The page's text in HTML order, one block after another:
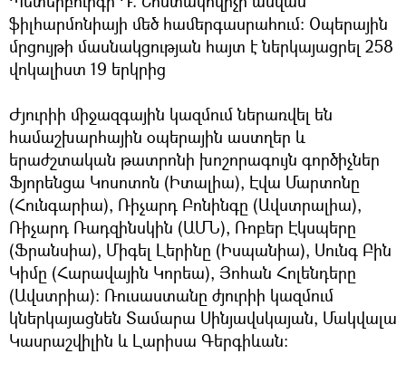
ֆիլհարմոնիայի մեծ համերգասրահում։ Օպերային
մրցույթի մասնակցության հայտ է ներկայացրել 258
վոկալիստ 19 երկրից
Ժյուրիի միջազգային կազմում ներառվել են
համաշխարհային օպերային աստղեր և
երաժշտական թատրոնի խոշորագույն գործիչներ
Ֆյորենցա Կոսոտոն (Իտալիա), Էվա Մարտոնը
(Հունգարիա), Ռիչարդ Բոնինգը (Ավստրալիա),
Ռիչարդ Ռադզինսկին (ԱՄՆ), Ռոբեր Էկսպերը
(Ֆրանսիա), Միգել Լերինը (Իսպանիա), Սունգ Բին
Կիմը (Հարավային Կորեա), Յոհան Հոլենդերը
(Ավստրիա)։ Ռուսաստանը ժյուրիի կազմում
կներկայացնեն Տամարա Սինյավսկայան, Մակվալա
Կասրաշվիլին և Լարիսա Գերգիևան։